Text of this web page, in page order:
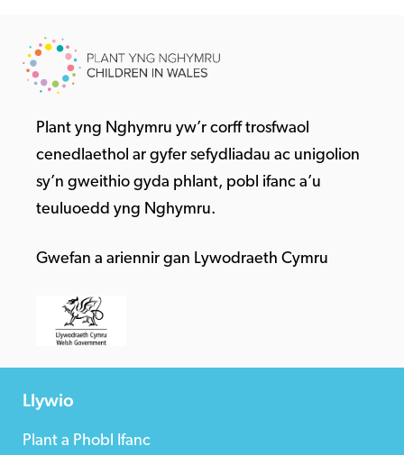
Plant yng Nghymru yw’r corff trosfwaol
cenedlaethol ar gyfer sefydliadau ac unigolion
sy’n gweithio gyda phlant, pobl ifanc a’u
teuluoedd yng Nghymru.
Gwefan a ariennir gan Lywodraeth Cymru
Llywio
Plant a Phobl Ifanc